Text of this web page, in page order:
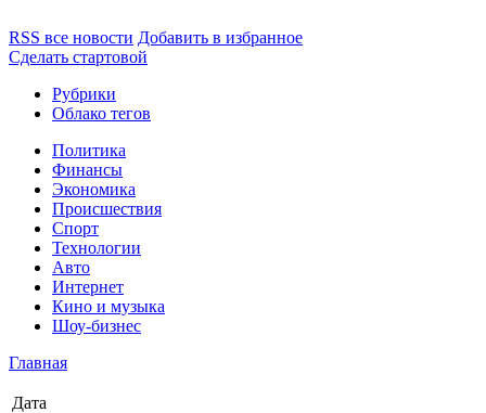
RSS все новости Добавить в избранное
Сделать стартовой
Рубрики
Облако тегов
Политика
Финансы
Экономика
Происшествия
Спорт
Технологии
Авто
Интернет
Кино и музыка
Шоу-бизнес
Главная
Дата